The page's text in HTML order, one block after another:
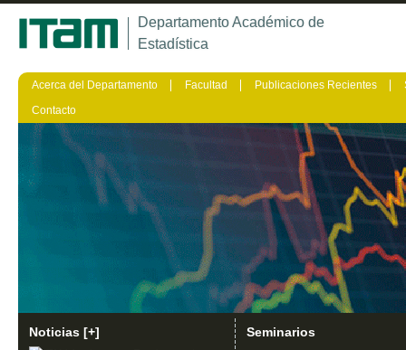
Departamento Académico de
Estadística
Acerca del Departamento Facultad Publicaciones Recientes
Contacto
Noticias [+] Seminarios